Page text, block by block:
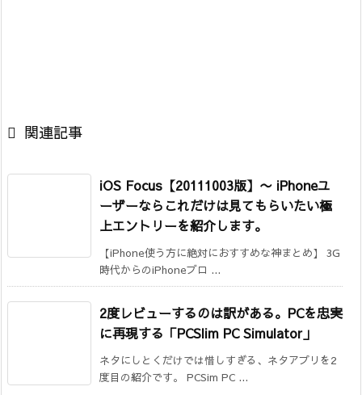
 関連記事
iOS Focus【20111003版】 〜 iPhoneユ
ーザーならこれだけは見てもらいたい極
上エントリーを紹介します。
【iPhone使う方に絶対におすすめな神まとめ】 3G
時代からのiPhoneブロ ...
2度レビューするのは訳がある。PCを忠実
に再現する「PCSlim PC Simulator」
ネタにしとくだけでは惜しすぎる、ネタアプリを2
度目の紹介です。 PCSim PC ...